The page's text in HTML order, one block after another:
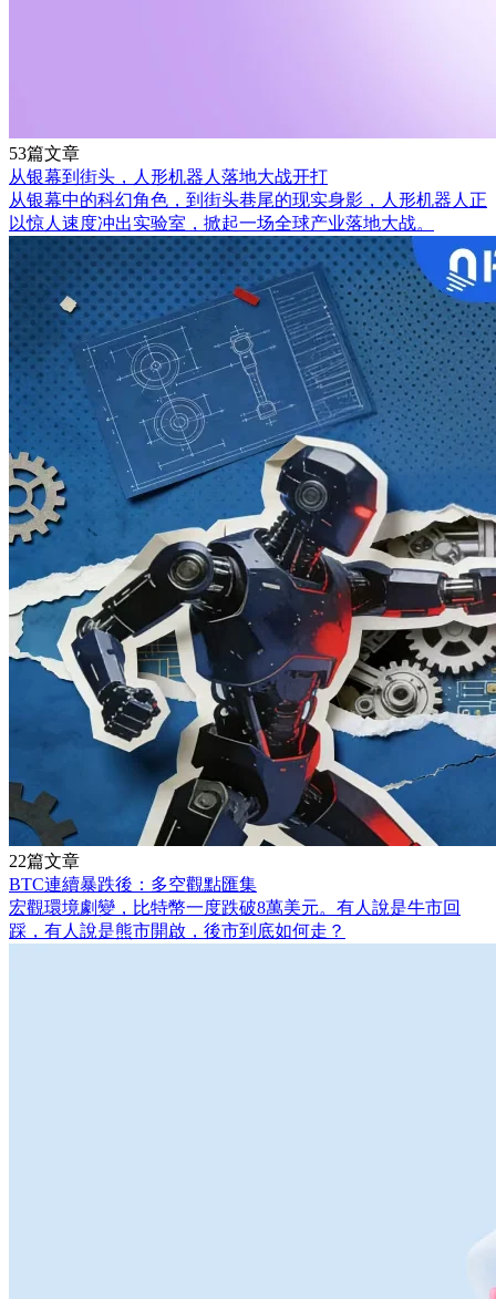
53篇文章
从银幕到街头，人形机器人落地大战开打
从银幕中的科幻角色，到街头巷尾的现实身影，人形机器人正
以惊人速度冲出实验室，掀起一场全球产业落地大战。
22篇文章
BTC連續暴跌後：多空觀點匯集
宏觀環境劇變，比特幣一度跌破8萬美元。有人說是牛市回
踩，有人說是熊市開啟，後市到底如何走？